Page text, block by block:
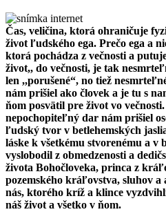
Čas, veličina, ktorá ohraničuje
život ľudského ega. Prečo ega a
ktorá pochádza z večnosti a
život,, do večnosti, je tak
len ,,porušené“, no tiež
nám prišiel ako človek a je tu s
ňom posvätil pre život vo
nepochopiteľný dar nám prišiel
ľudský tvor v betlehemských
láske k všetkému stvorenému a v
vyslobodil z obmedzenosti a
života Bohočloveka, princa z
pozemského kráľovstva, sluhov a
nás, ktorého kríž a klince
náš život a všetko v ňom.